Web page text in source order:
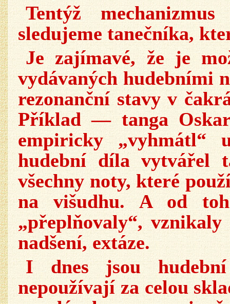
Tentýž
sledujeme tanečníka,
Je zajímavé, že je
vydávaných hudebními
rezonanční stavy v
Příklad — tanga
empiricky „vyhmátl“
hudební díla vytvářel
všechny noty, které
na višudhu. A od
„přeplňovaly“,
nadšení, extáze.
I dnes jsou
nepoužívají za celou